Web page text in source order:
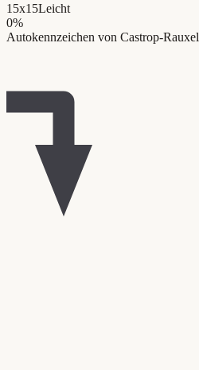
15x15Leicht
0%
Autokennzeichen von Castrop-Rauxel